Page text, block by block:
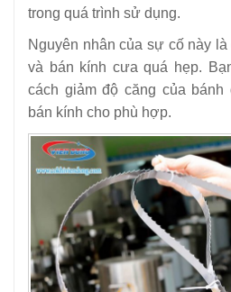
trong quá trình sử dụng.
Nguyên nhân của sự cố này
và bán kính cưa quá hẹp.
cách giảm độ căng của
bán kính cho phù hợp.